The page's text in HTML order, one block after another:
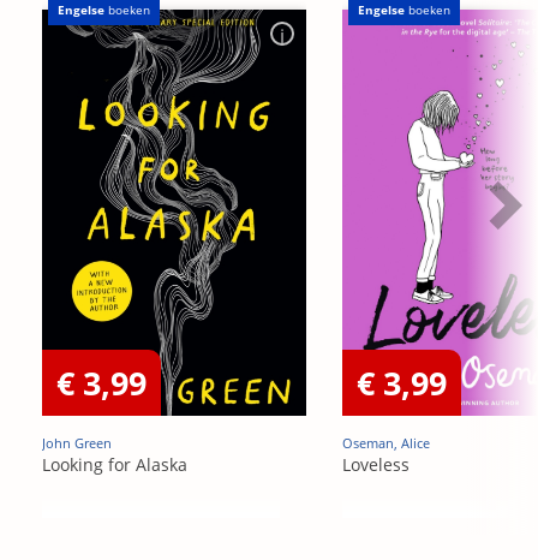
Engelse boeken
€ 3,99
John Green
Looking for Alaska
Engelse boeken
€ 3,99
Oseman, Alice
Loveless